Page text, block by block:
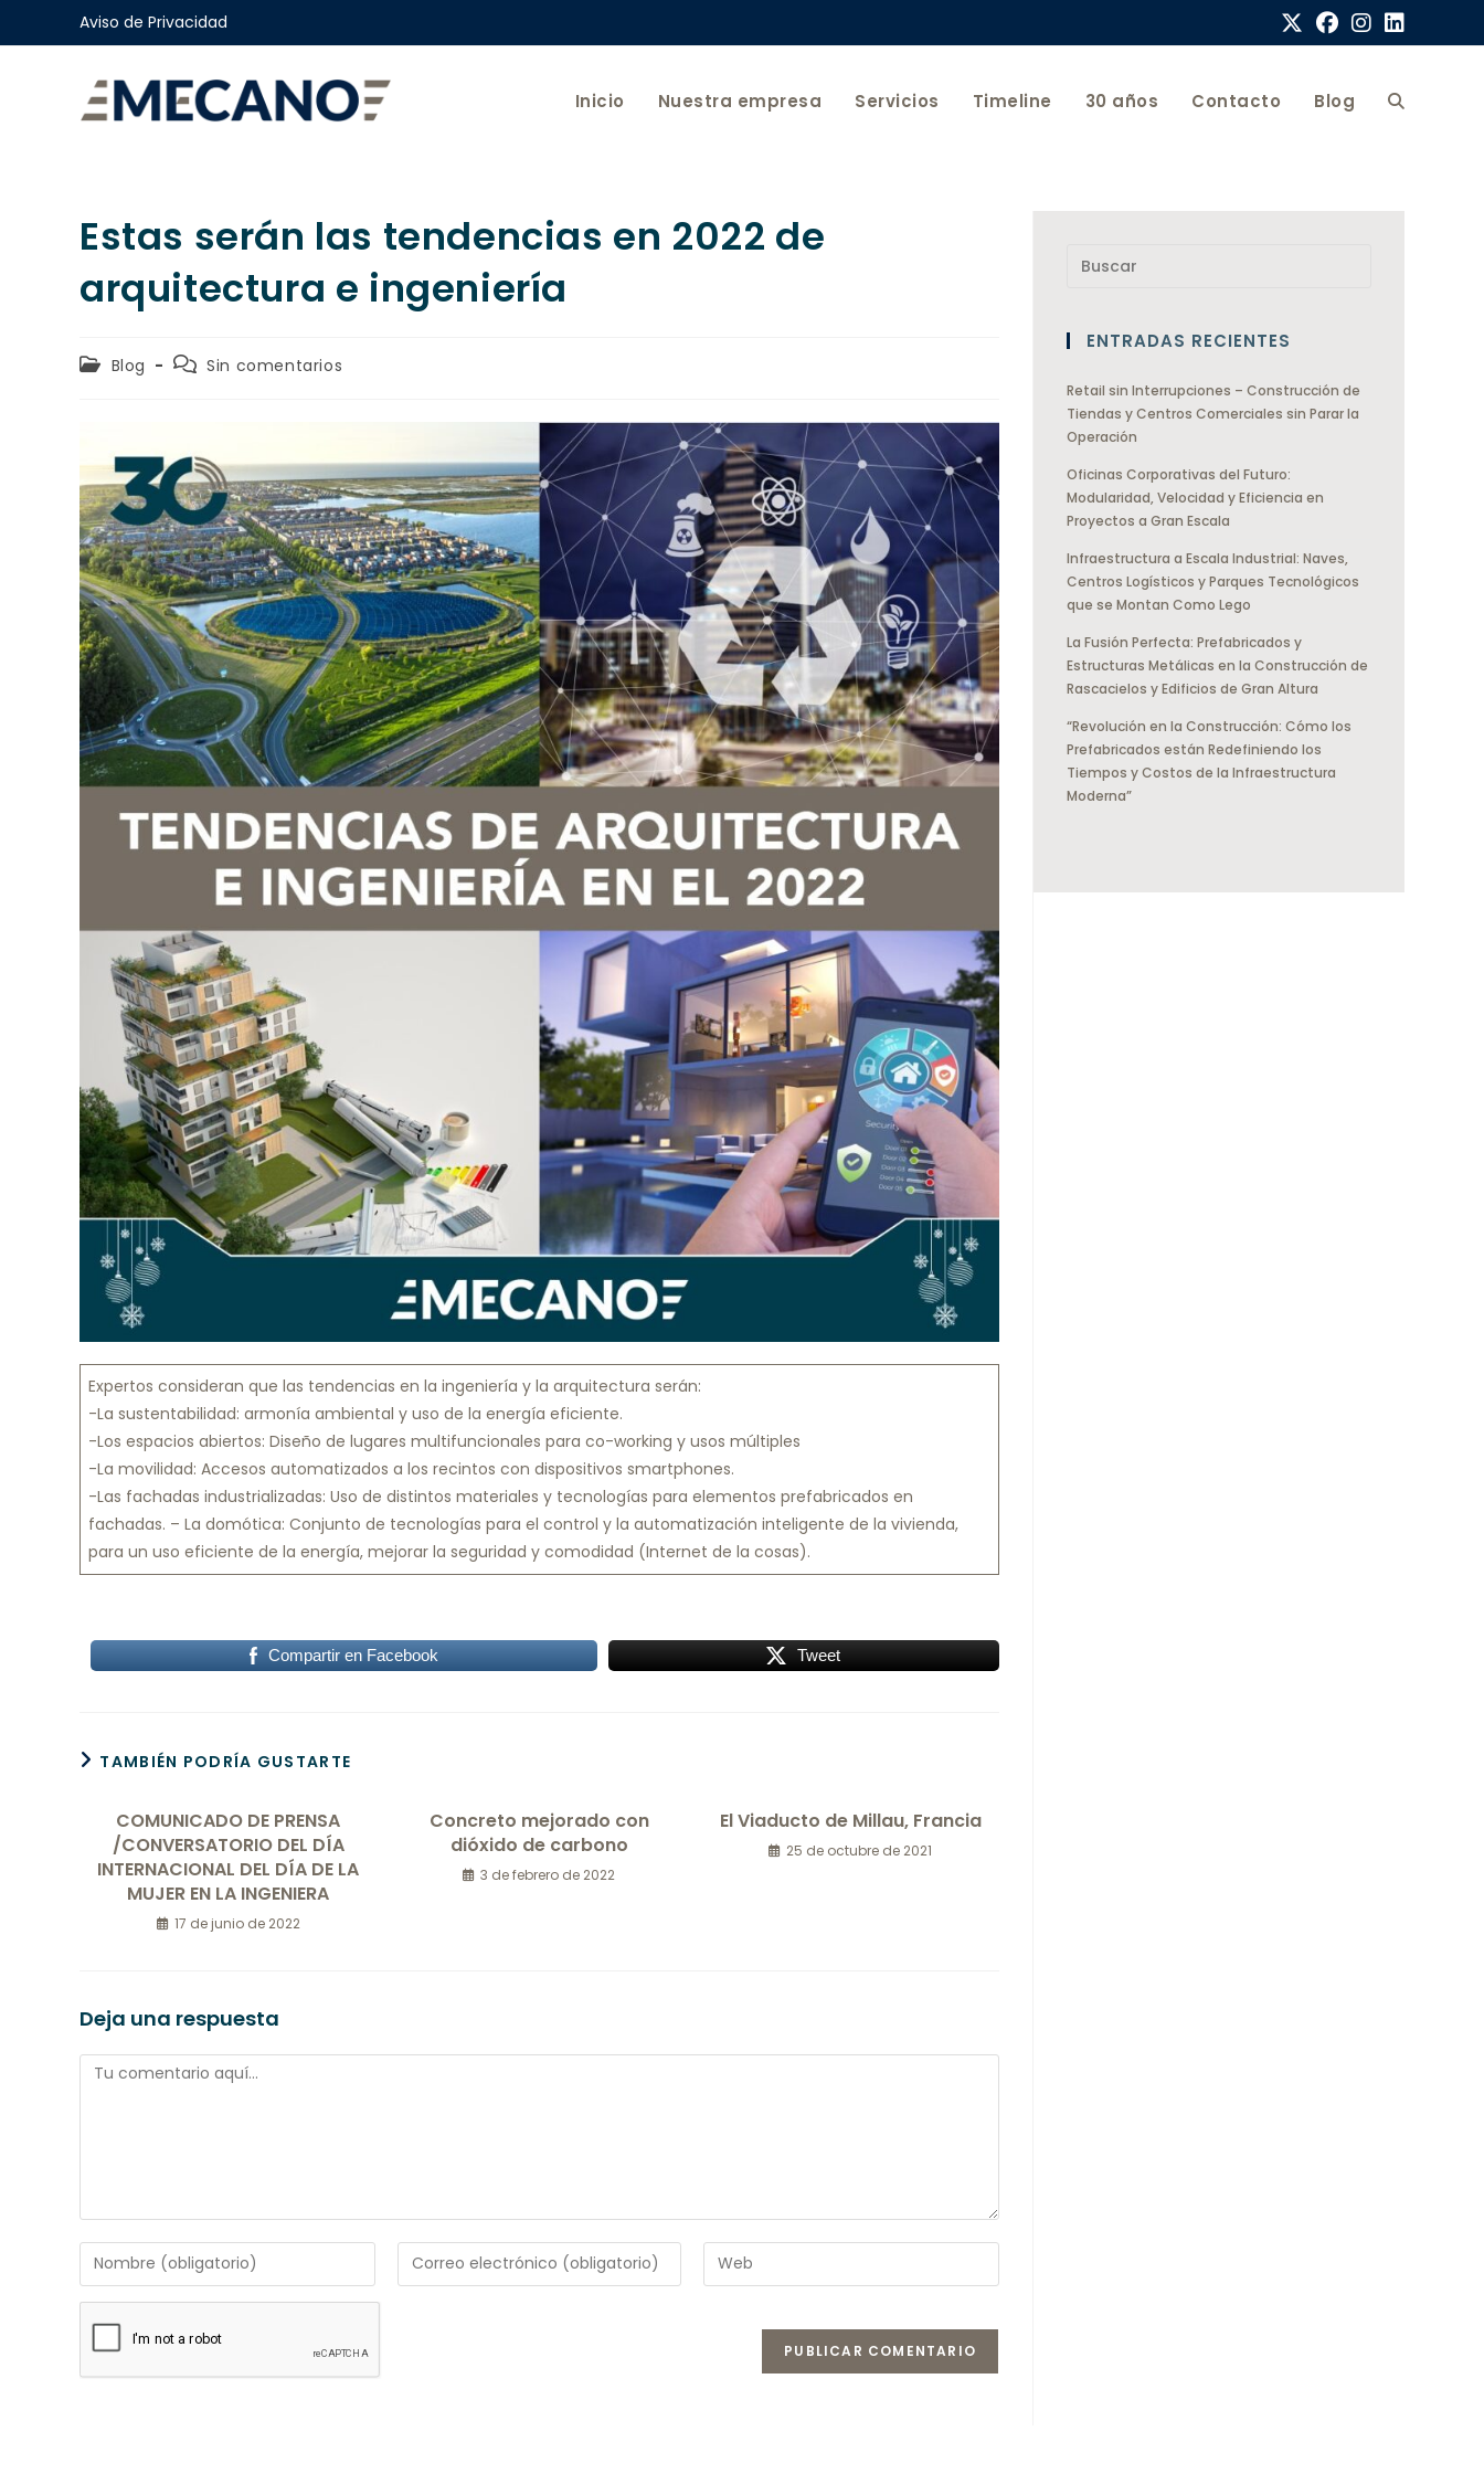
Aviso de Privacidad
Inicio Nuestra empresa Servicios Timeline 30 años Contacto Blog
Estas serán las tendencias en 2022 de
arquitectura e ingeniería
Blog Sin comentarios
Expertos consideran que las tendencias en la ingeniería y la arquitectura serán:
-La sustentabilidad: armonía ambiental y uso de la energía eficiente.
-Los espacios abiertos: Diseño de lugares multifuncionales para co-working y usos múltiples
-La movilidad: Accesos automatizados a los recintos con dispositivos smartphones.
-Las fachadas industrializadas: Uso de distintos materiales y tecnologías para elementos prefabricados en
fachadas. – La domótica: Conjunto de tecnologías para el control y la automatización inteligente de la vivienda,
para un uso eficiente de la energía, mejorar la seguridad y comodidad (Internet de la cosas).
Compartir en Facebook Tweet
TAMBIÉN PODRÍA GUSTARTE
COMUNICADO DE PRENSA
/CONVERSATORIO DEL DÍA
INTERNACIONAL DEL DÍA DE LA
MUJER EN LA INGENIERA
17 de junio de 2022
Concreto mejorado con
dióxido de carbono
3 de febrero de 2022
El Viaducto de Millau, Francia
25 de octubre de 2021
Deja una respuesta
ENTRADAS RECIENTES
Retail sin Interrupciones – Construcción de
Tiendas y Centros Comerciales sin Parar la
Operación
Oficinas Corporativas del Futuro:
Modularidad, Velocidad y Eficiencia en
Proyectos a Gran Escala
Infraestructura a Escala Industrial: Naves,
Centros Logísticos y Parques Tecnológicos
que se Montan Como Lego
La Fusión Perfecta: Prefabricados y
Estructuras Metálicas en la Construcción de
Rascacielos y Edificios de Gran Altura
“Revolución en la Construcción: Cómo los
Prefabricados están Redefiniendo los
Tiempos y Costos de la Infraestructura
Moderna”